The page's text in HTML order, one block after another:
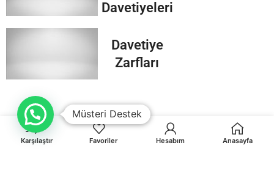
Davetiyeleri
Davetiye
Zarfları
Karşılaştır Favoriler Hesabım Anasayfa
Müsteri Destek